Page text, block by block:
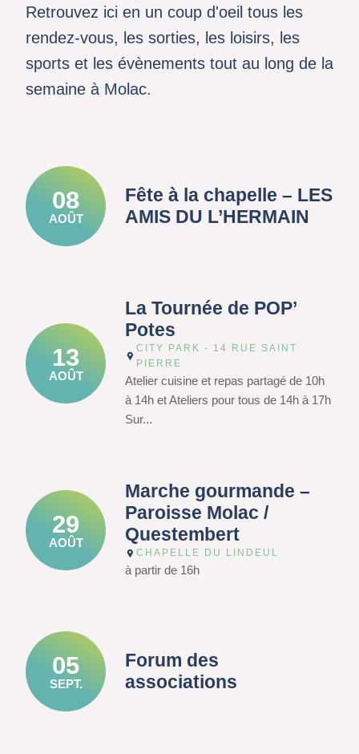
Retrouvez ici en un coup d'oeil tous les
rendez-vous, les sorties, les loisirs, les
sports et les évènements tout au long de la
semaine à Molac.
08
AOÛT
Fête à la chapelle – LES
AMIS DU L’HERMAIN
13
AOÛT
La Tournée de POP’
Potes
CITY PARK - 14 RUE SAINT
PIERRE
Atelier cuisine et repas partagé de 10h
à 14h et Ateliers pour tous de 14h à 17h
Sur...
29
AOÛT
Marche gourmande –
Paroisse Molac /
Questembert
CHAPELLE DU LINDEUL
à partir de 16h
05
SEPT.
Forum des
associations